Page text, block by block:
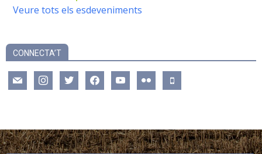
Veure tots els esdeveniments
CONNECTA’T
mail instagramtwitter facebookyoutube flickr mobile